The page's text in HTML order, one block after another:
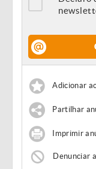
Adicionar
Partilhar
Imprimir
Denunciar